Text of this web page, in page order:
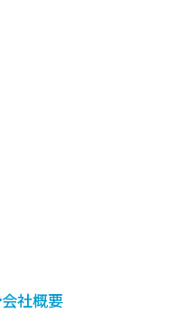
会社概要